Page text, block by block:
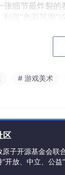
张细节最炸裂
利用“色彩范围
c ement
独复制出“旗
# 游戏美术
区
子开源基金会联
开放、中立、公